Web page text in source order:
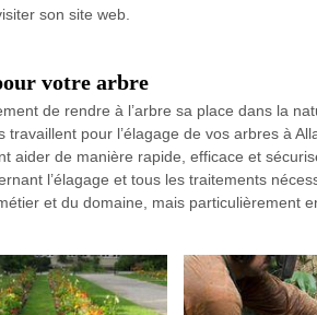
son site web.
votre arbre
de rendre à l’arbre sa place dans la
pour l’élagage de vos arbres à
aider de manière rapide, efficace et
l’élagage et tous les traitements
et du domaine, mais particulièrement